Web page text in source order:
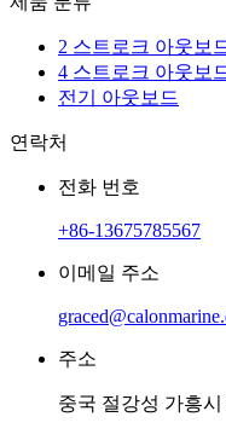
2 스트로크 아웃보
4 스트로크 아웃보
전기 아웃보드
연락처
전화 번호
+86-13675785567
이메일 주소
주소
중국 절강성 가흥